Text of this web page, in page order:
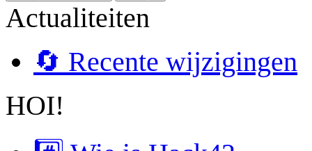
Actualiteiten
🔄 Recente wijzigingen
HOI!